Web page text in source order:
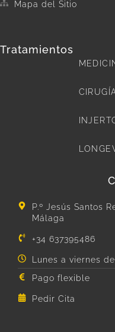
Mapa del Sitio
Tratamientos
P.º Jesús Santos
Málaga
+34 637395486
Lunes a viernes
Pago flexible
Pedir Cita